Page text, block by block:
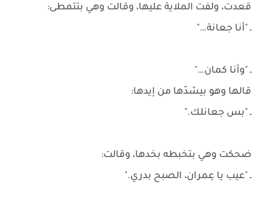
قعدت، ولفت الملاية عليها، وقالت وهي بتتمطى:
ـ "أنا جعانة…"
ـ "وأنا كمان…"
قالها وهو بيشدّها من إيدها:
ـ "بس جعانلك."
ضحكت وهي بتخبطه بخدها، وقالت:
ـ "عيب يا عِمران، الصبح بدري."